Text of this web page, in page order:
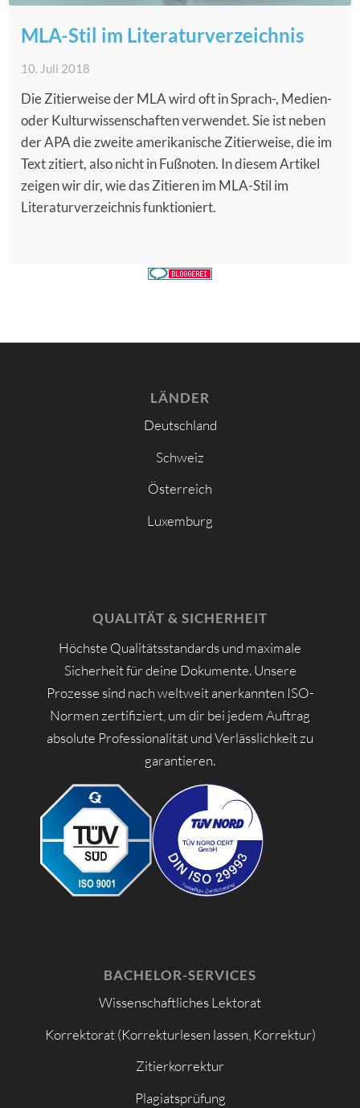
MLA-Stil im Literaturverzeichnis
10. Juli 2018
Die Zitierweise der MLA wird oft in Sprach-, Medien-
oder Kulturwissenschaften verwendet. Sie ist neben
der APA die zweite amerikanische Zitierweise, die im
Text zitiert, also nicht in Fußnoten. In diesem Artikel
zeigen wir dir, wie das Zitieren im MLA-Stil im
Literaturverzeichnis funktioniert.
LÄNDER
Deutschland
Schweiz
Österreich
Luxemburg
QUALITÄT & SICHERHEIT
Höchste Qualitätsstandards und maximale
Sicherheit für deine Dokumente. Unsere
Prozesse sind nach weltweit anerkannten ISO-
Normen zertifiziert, um dir bei jedem Auftrag
absolute Professionalität und Verlässlichkeit zu
garantieren.
BACHELOR-SERVICES
Wissenschaftliches Lektorat
Korrektorat (Korrekturlesen lassen, Korrektur)
Zitierkorrektur
Plagiatsprüfung